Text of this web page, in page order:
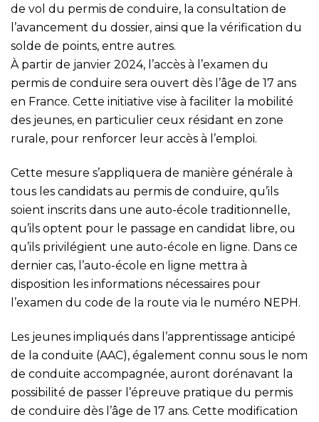
de vol du permis de conduire, la consultation de
l’avancement du dossier, ainsi que la vérification du
solde de points, entre autres.
À partir de janvier 2024, l’accès à l’examen du
permis de conduire sera ouvert dès l’âge de 17 ans
en France. Cette initiative vise à faciliter la mobilité
des jeunes, en particulier ceux résidant en zone
rurale, pour renforcer leur accès à l’emploi.
Cette mesure s’appliquera de manière générale à
tous les candidats au permis de conduire, qu’ils
soient inscrits dans une auto-école traditionnelle,
qu’ils optent pour le passage en candidat libre, ou
qu’ils privilégient une auto-école en ligne. Dans ce
dernier cas, l’auto-école en ligne mettra à
disposition les informations nécessaires pour
l’examen du code de la route via le numéro NEPH.
Les jeunes impliqués dans l’apprentissage anticipé
de la conduite (AAC), également connu sous le nom
de conduite accompagnée, auront dorénavant la
possibilité de passer l’épreuve pratique du permis
de conduire dès l’âge de 17 ans. Cette modification